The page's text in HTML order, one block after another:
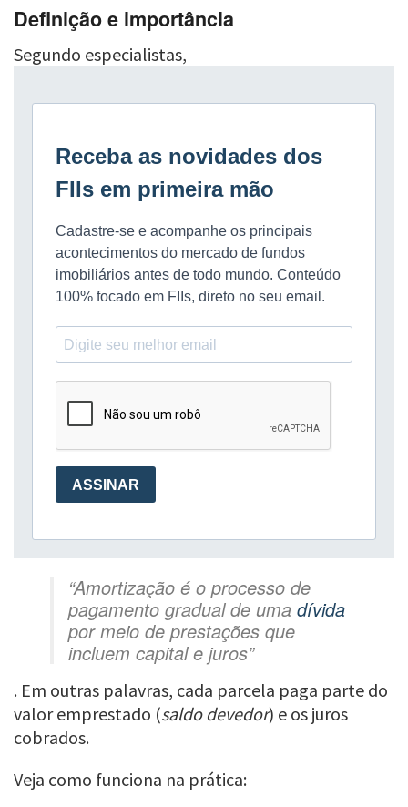
Definição e importância
Segundo especialistas,
“Amortização é o processo de
pagamento gradual de uma dívida
por meio de prestações que
incluem capital e juros”
. Em outras palavras, cada parcela paga parte do
valor emprestado (saldo devedor) e os juros
cobrados.
Veja como funciona na prática: